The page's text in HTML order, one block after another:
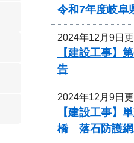
令和7年度岐阜
2024年12月9日
【建設工事】
告
2024年12月9日
【建設工事】
橋 落石防護網